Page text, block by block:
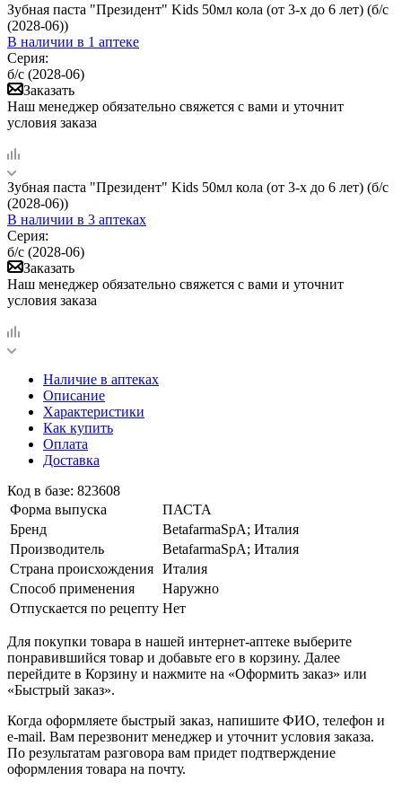
Зубная паста "Президент" Kids 50мл кола (от 3-х до 6 лет) (б/с
(2028-06))
В наличии в 1 аптеке
Серия:
б/с (2028-06)
Заказать
Наш менеджер обязательно свяжется с вами и уточнит
условия заказа
Зубная паста "Президент" Kids 50мл кола (от 3-х до 6 лет) (б/с
(2028-06))
В наличии в 3 аптеках
Серия:
б/с (2028-06)
Заказать
Наш менеджер обязательно свяжется с вами и уточнит
условия заказа
Наличие в аптеках
Описание
Характеристики
Как купить
Оплата
Доставка
Код в базе: 823608
Форма выпуска
ПАСТА
Бренд
BetafarmaSpA; Италия
Производитель
BetafarmaSpA; Италия
Страна происхождения Италия
Способ применения
Наружно
Отпускается по рецепту Нет
Для покупки товара в нашей интернет-аптеке выберите
понравившийся товар и добавьте его в корзину. Далее
перейдите в Корзину и нажмите на «Оформить заказ» или
«Быстрый заказ».
Когда оформляете быстрый заказ, напишите ФИО, телефон и
e-mail. Вам перезвонит менеджер и уточнит условия заказа.
По результатам разговора вам придет подтверждение
оформления товара на почту.